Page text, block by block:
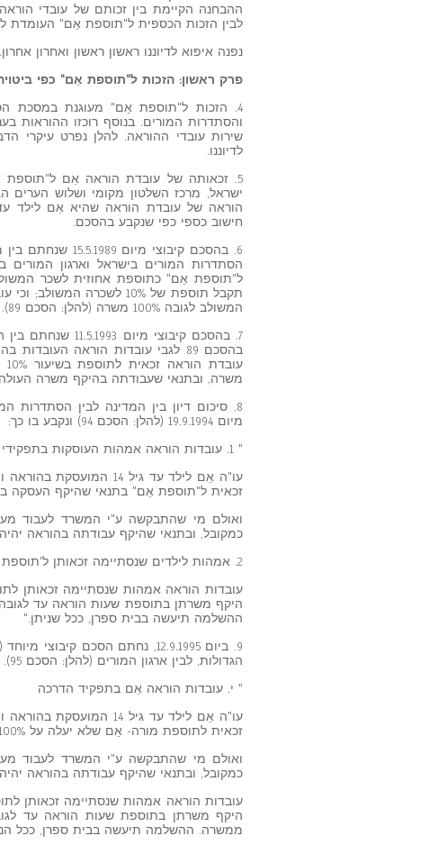
ההבחנה הקיימת בין זכותם של עובדי
לבין הזכות הכספית ל"תוספת אֵם" העומדת
נפנה איפוא לדיוננו ראשון ראשון ואחרון אחרון.
פרק ראשון: הזכות ל"תוספת אֵם" כפי
4. הזכות ל"תוספת אֵם" מעוגנת במסכת
שירות עובדי ההוראה. להלן נפרט עיקרי
לדיוננו.
ישראל, מרכז השלטון מקומי ושלוש הערים
חישוב כספי כפי שנקבע בהסכם.
6. בהסכם קיבוצי
הסתדרות המורים בישראל וארגון המורים
המשולב לגובה 100% משרה (להלן: הסכם 89).
7. בהסכם קיבוצי
משרה, ובתנאי שעבודתה בהיקף משרה העולה על 90% הינה "לפי דרישת המעסיק" (להלן:
מיום 19.9.1994 (להלן: הסכם 94) ונקבע בו כך:
" 1. עובדות הוראה אמהות העוסקות בתפקידי הדרכה:
זכאית ל"תוספת אֵם" בתנאי שהיקף העסקה
ואולם מי שהתבקשה ע"י המשרד לעבוד
כמקובל, ובתנאי שהיקף עבודתה בהוראה יהיה
2. אמהות לילדים שנסתיימה זכאותן ל'תוספת אֵם':
היקף משרתן בתוספת שעות הוראה עד
ההשלמה תיעשה בבית ספרן, ככל שניתן."
9. ביום 12.9.1995, נחתם הסכם
הגדולות, לבין ארגון המורים (להלן: הסכם 95). בסעיף י' להסכם נקבע:
" י. עובדות הוראה אֵם בתפקיד הדרכה
זכאית לתוספת מורה- אֵם שלא יעלה על 100% משרה.
ואולם מי שהתבקשה ע"י המשרד לעבוד
כמקובל, ובתנאי שהיקף עבודתה בהוראה יהיה
היקף משרתן בתוספת שעות הוראה עד
ממשרה. ההשלמה תיעשה בבית ספרן, ככל